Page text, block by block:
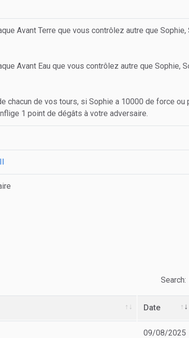
Avant Terre que vous contrôlez autre que
Avant Eau que vous contrôlez autre que Sophie,
chacun de vos tours, si Sophie a 10000 de force
1 point de dégâts à votre adversaire.
Search:
Date
09/08/2025